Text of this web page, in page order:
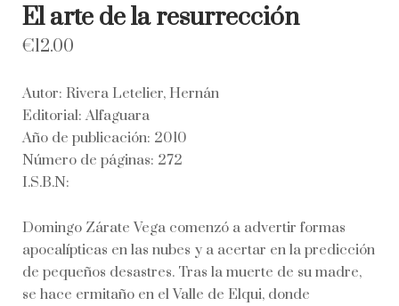
El arte de la resurrección
€12.00
Autor: Rivera Letelier, Hernán
Editorial: Alfaguara
Año de publicación: 2010
Número de páginas: 272
I.S.B.N:
Domingo Zárate Vega comenzó a advertir formas
apocalípticas en las nubes y a acertar en la predicción
de pequeños desastres. Tras la muerte de su madre,
se hace ermitaño en el Valle de Elqui, donde